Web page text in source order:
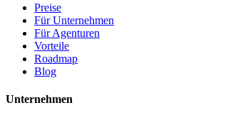
Preise
Für Unternehmen
Für Agenturen
Vorteile
Roadmap
Blog
Unternehmen